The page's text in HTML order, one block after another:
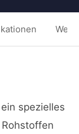
spezielles